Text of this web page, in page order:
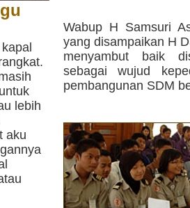
lebih
aku
Wabup H Samsuri
yang disampaikan H
menyambut baik
sebagai wujud
pembangunan SDM